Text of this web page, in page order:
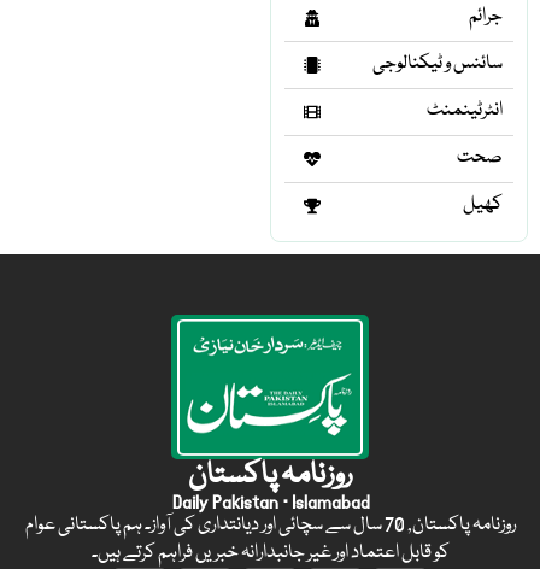
جرائم
سائنس و ٹیکنالوجی
انٹرٹینمنٹ
صحت
کھیل
روزنامہ پاکستان
Daily Pakistan · Islamabad
روزنامہ پاکستان, 70 سال سے سچائی اور دیانتداری کی آواز۔ ہم پاکستانی عوام
کو قابل اعتماد اور غیر جانبدارانہ خبریں فراہم کرتے ہیں۔